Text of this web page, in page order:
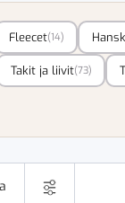
Fleecet(14)
Takit ja liivit(73)